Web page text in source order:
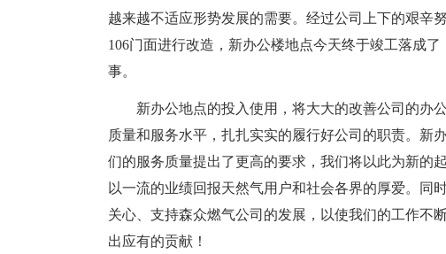
越来越不适应形势发展的需要。经过公司上下的艰辛
106门面进行改造，新办公楼地点今天终于竣工落成
事。
新办公地点的投入使用，将大大的改善公司的办
质量和服务水平，扎扎实实的履行好公司的职责。新
们的服务质量提出了更高的要求，我们将以此为新的
以一流的业绩回报天然气用户和社会各界的厚爱。同
关心、支持森众燃气公司的发展，以使我们的工作不
出应有的贡献！